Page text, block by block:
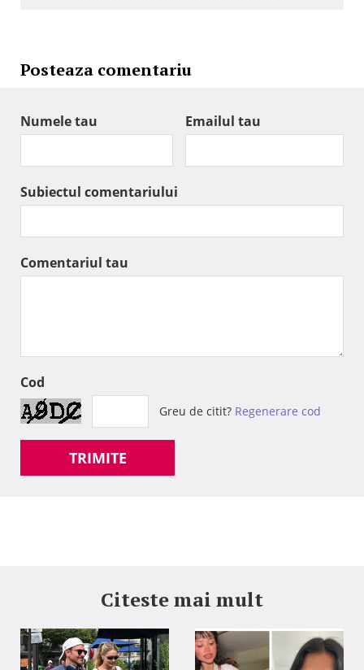
Posteaza comentariu
Numele tau Emailul tau
Subiectul comentariului
Comentariul tau
Cod
Greu de citit? Regenerare cod
TRIMITE
Citeste mai mult